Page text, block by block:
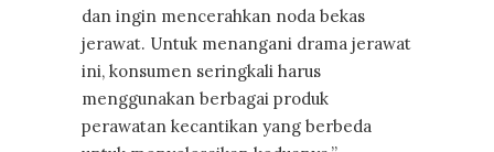
dan ingin mencerahkan noda bekas
jerawat. Untuk menangani drama jerawat
ini, konsumen seringkali harus
menggunakan berbagai produk
perawatan kecantikan yang berbeda